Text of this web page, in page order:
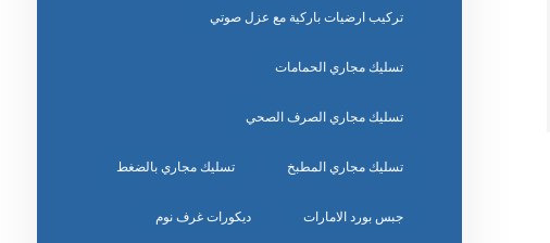
تركيب ارضيات باركية مع عزل صوتي
تسليك مجاري الحمامات
تسليك مجاري الصرف الصحي
تسليك مجاري المطبخ تسليك مجاري بالضغط
جبس بورد الامارات ديكورات غرف نوم